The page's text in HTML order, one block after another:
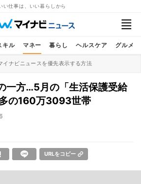
い仕事は、いい暮らしから
キル マネー 暮らし ヘルスケア グルメ
イナビニュースを優先表示する方法
一方…5月の「生活保護受給
の160万3093世帯
URLをコピー